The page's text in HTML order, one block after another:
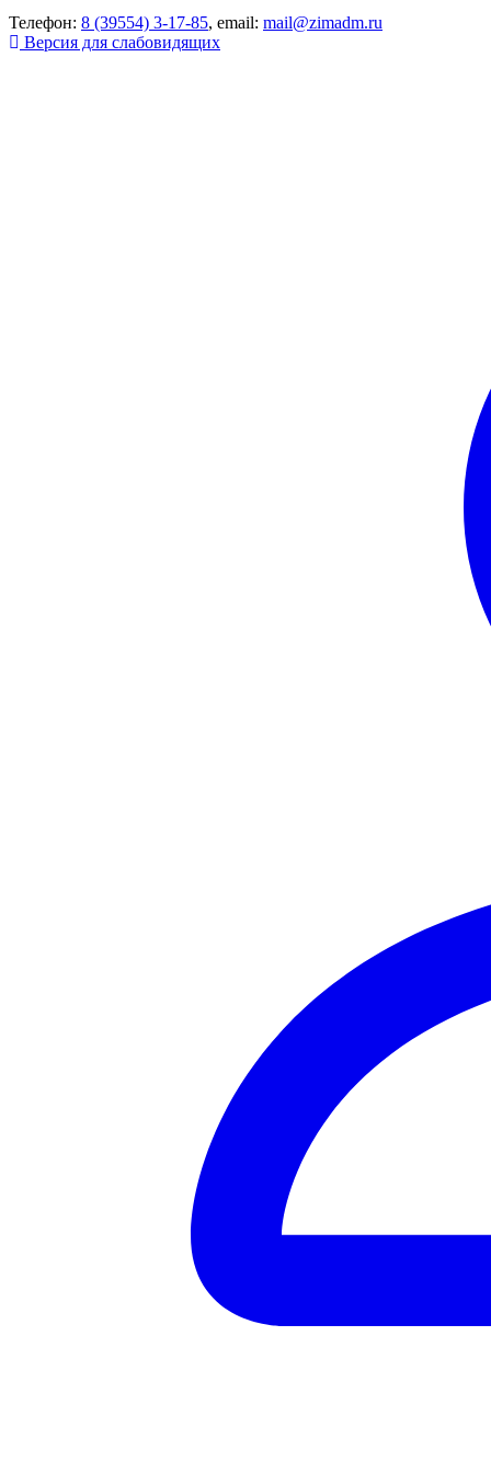
Телефон: 8 (39554) 3-17-85, email: mail@zimadm.ru
Версия для слабовидящих